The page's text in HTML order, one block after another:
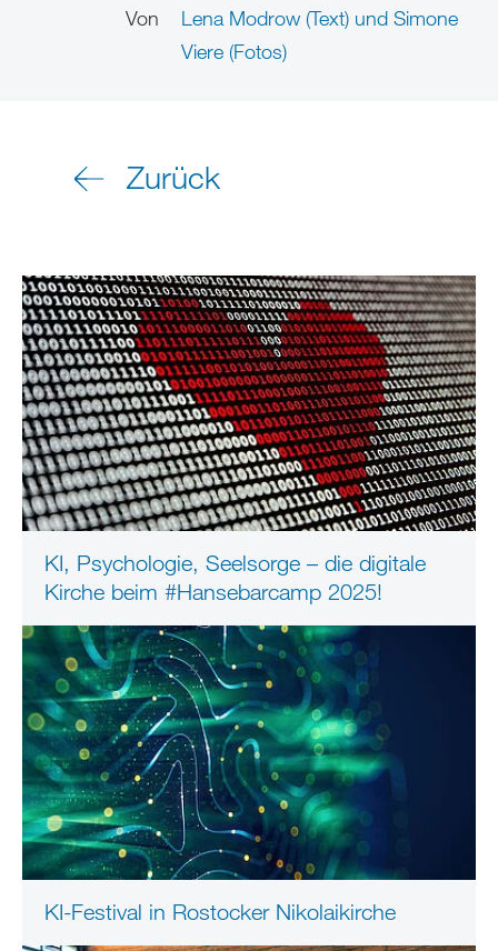
Von
Lena Modrow (Text) und Simone
Viere (Fotos)
Zurück
KI, Psychologie, Seelsorge – die digitale
Kirche beim #Hansebarcamp 2025!
KI-Festival in Rostocker Nikolaikirche